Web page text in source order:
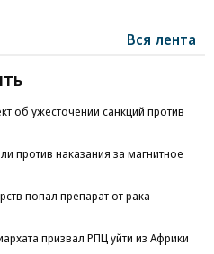
Вся лента
об ужесточении санкций против
против наказания за магнитное
попал препарат от рака
призвал РПЦ уйти из Африки